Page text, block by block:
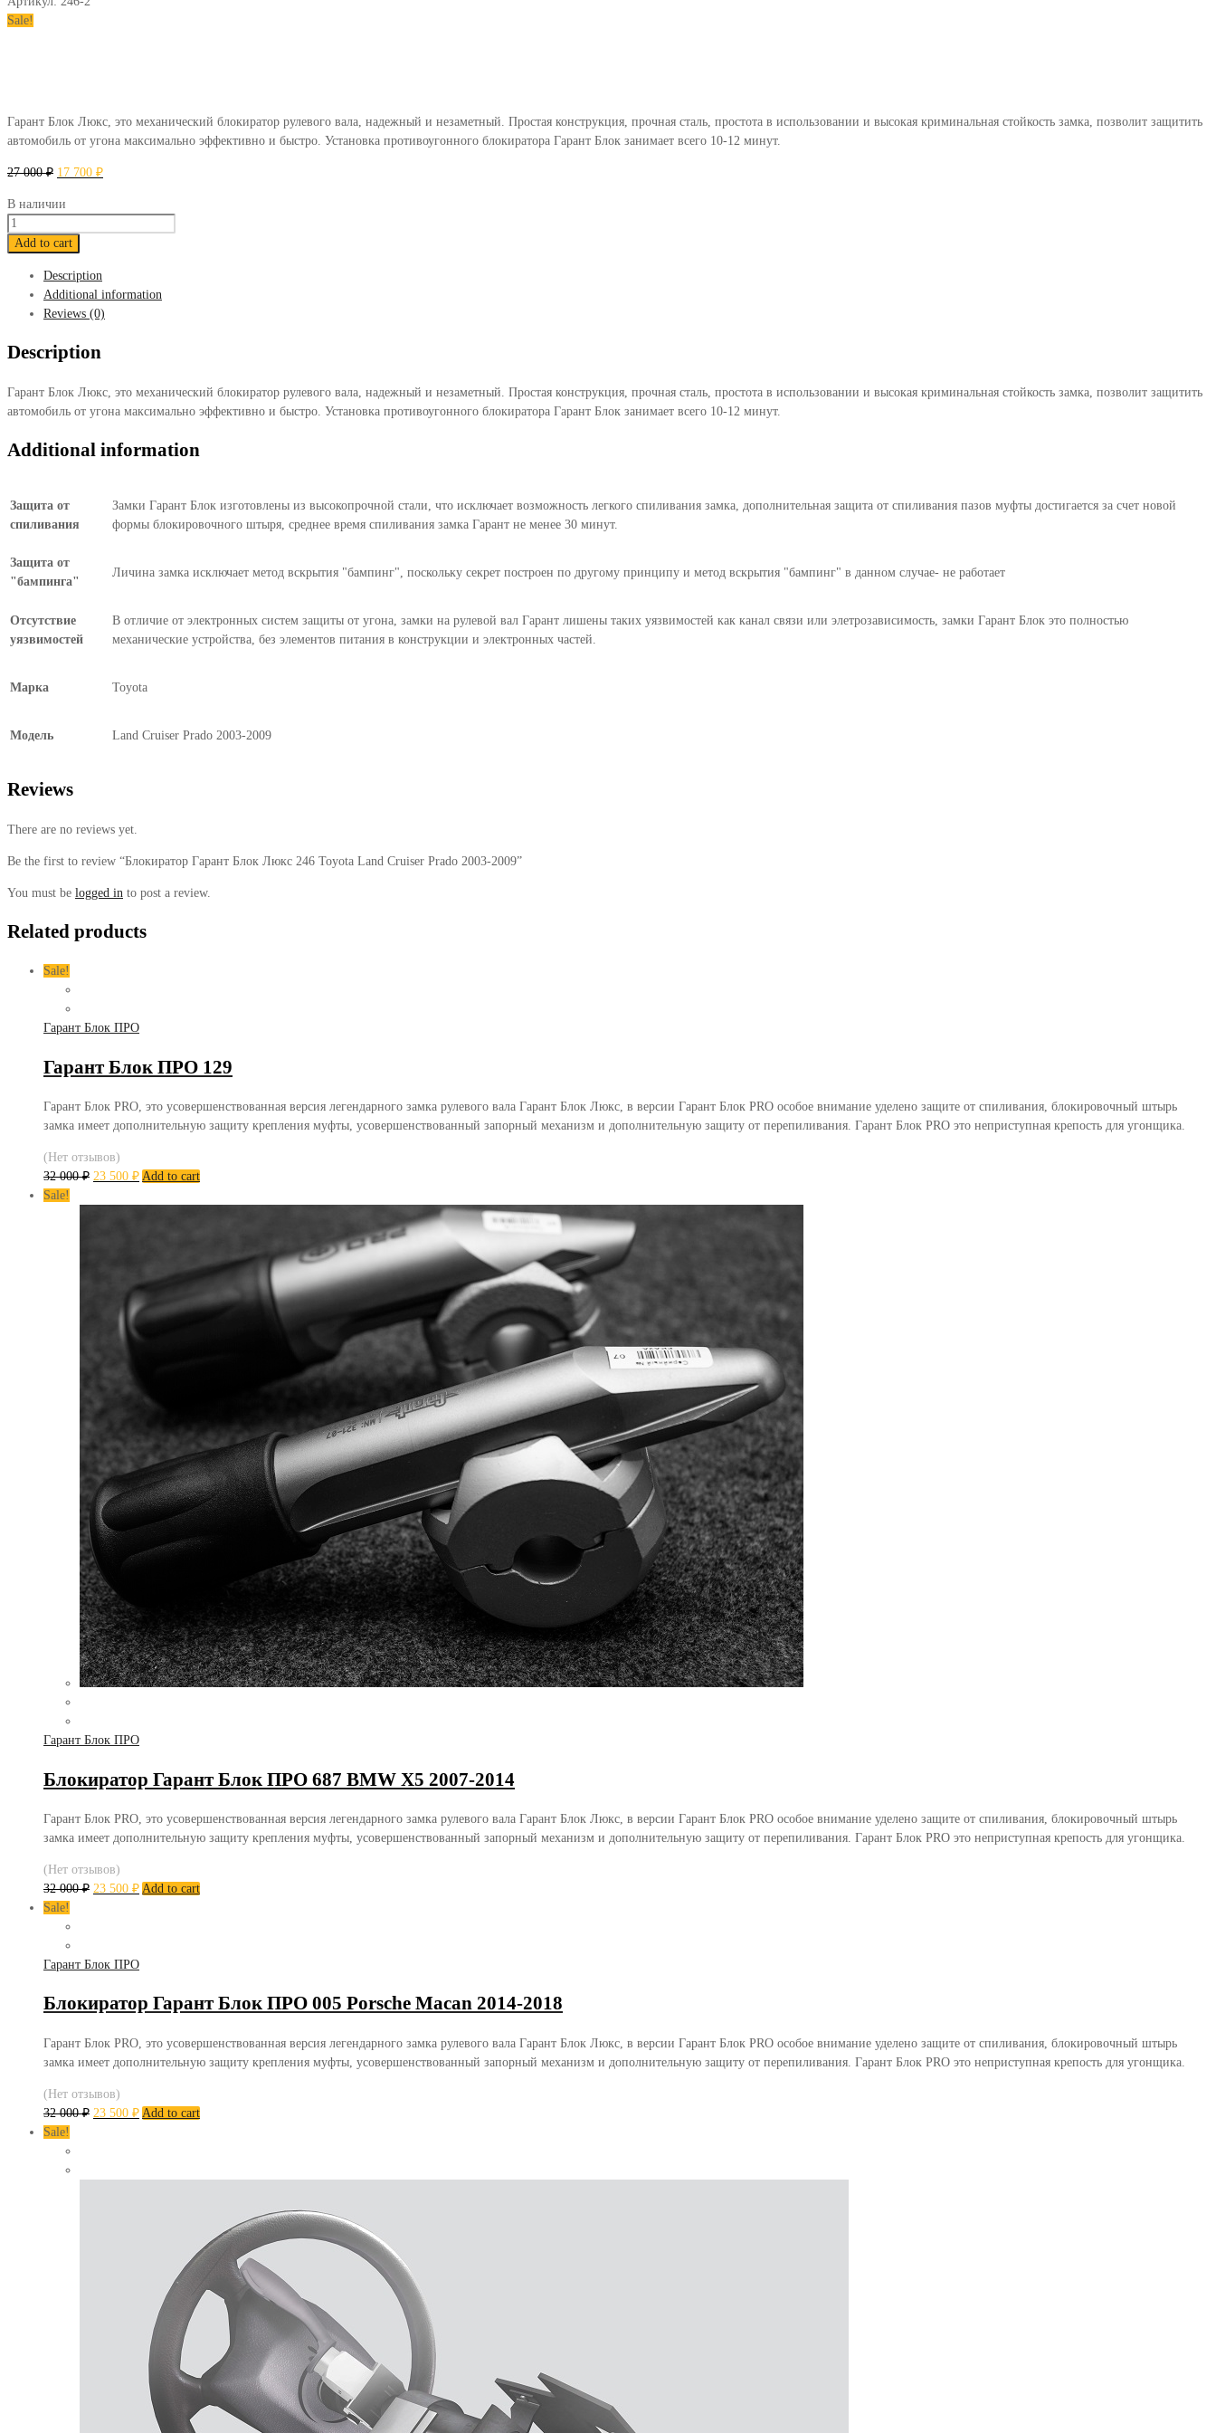
Sale!
Гарант Блок Люкс, это механический блокиратор рулевого вала, надежный и незаметный. Простая конструкция, прочная сталь, простота в использовании и высокая криминальная стойкость замка, позволит защитить
автомобиль от угона максимально эффективно и быстро. Установка противоугонного блокиратора Гарант Блок занимает всего 10-12 минут.
27 000₽ 17 700 ₽
В наличии
Блокиратор
Гарант
Люкс
Toyota
Cruiser
2003-
2009
Add to cart
Description
Additional information
Reviews (0)
Description
Гарант Блок Люкс, это механический блокиратор рулевого вала, надежный и незаметный. Простая конструкция, прочная сталь, простота в использовании и высокая криминальная стойкость замка, позволит защитить
автомобиль от угона максимально эффективно и быстро. Установка противоугонного блокиратора Гарант Блок занимает всего 10-12 минут.
Additional information
Защита от
спиливания
Замки Гарант Блок изготовлены из высокопрочной стали, что исключает возможность легкого спиливания замка, дополнительная защита от спиливания пазов муфты достигается за счет новой
формы блокировочного штыря, среднее время спиливания замка Гарант не менее 30 минут.
Защита от
"бампинга"
Личина замка исключает метод вскрытия "бампинг", поскольку секрет построен по другому принципу и метод вскрытия "бампинг" в данном случае- не работает
Отсутствие
уязвимостей
В отличие от электронных систем защиты от угона, замки на рулевой вал Гарант лишены таких уязвимостей как канал связи или элетрозависимость, замки Гарант Блок это полностью
механические устройства, без элементов питания в конструкции и электронных частей.
Марка Toyota
Модель Land Cruiser Prado 2003-2009
Reviews
There are no reviews yet.
Be the first to review “Блокиратор Гарант Блок Люкс 246 Toyota Land Cruiser Prado 2003-2009”
You must be logged in to post a review.
Related products
Sale!
Гарант Блок ПРО
Гарант Блок ПРО 129
Гарант Блок PRO, это усовершенствованная версия легендарного замка рулевого вала Гарант Блок Люкс, в версии Гарант Блок PRO особое внимание уделено защите от спиливания, блокировочный штырь
замка имеет дополнительную защиту крепления муфты, усовершенствованный запорный механизм и дополнительную защиту от перепиливания. Гарант Блок PRO это неприступная крепость для угонщика.
(Нет отзывов)
32 000₽ 23 500 ₽ Add to cart
Sale!
Гарант Блок ПРО
Блокиратор Гарант Блок ПРО 687 BMW X5 2007-2014
Гарант Блок PRO, это усовершенствованная версия легендарного замка рулевого вала Гарант Блок Люкс, в версии Гарант Блок PRO особое внимание уделено защите от спиливания, блокировочный штырь
замка имеет дополнительную защиту крепления муфты, усовершенствованный запорный механизм и дополнительную защиту от перепиливания. Гарант Блок PRO это неприступная крепость для угонщика.
(Нет отзывов)
32 000₽ 23 500 ₽ Add to cart
Sale!
Гарант Блок ПРО
Блокиратор Гарант Блок ПРО 005 Porsche Macan 2014-2018
Гарант Блок PRO, это усовершенствованная версия легендарного замка рулевого вала Гарант Блок Люкс, в версии Гарант Блок PRO особое внимание уделено защите от спиливания, блокировочный штырь
замка имеет дополнительную защиту крепления муфты, усовершенствованный запорный механизм и дополнительную защиту от перепиливания. Гарант Блок PRO это неприступная крепость для угонщика.
(Нет отзывов)
32 000₽ 23 500 ₽ Add to cart
Sale!